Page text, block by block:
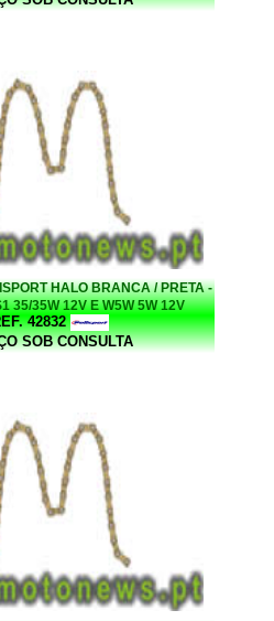
HALO BRANCA / PRETA -
35/35W 12V E W5W 5W 12V
42832
SOB CONSULTA